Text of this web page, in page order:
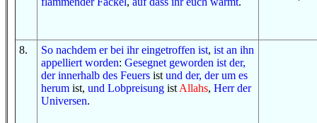
8. So nachdem er bei ihr eingetroffen ist, ist an ihn
appelliert worden: Gesegnet geworden ist der,
der innerhalb des Feuers ist und der, der um es
herum ist, und Lobpreisung ist Allahs, Herr der
Universen.